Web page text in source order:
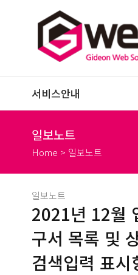
서비스안내
일보노트
Home > 일보노트
일보노트
2021년 12월
구서 목록 및
검색입력 표